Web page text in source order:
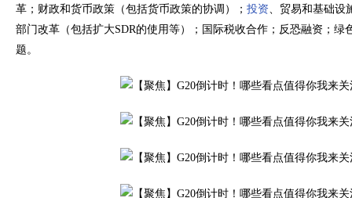
革；财政和货币政策（包括货币政策的协调）； 投资、贸易和基础设
部门改革（包括扩大SDR的使用等）；国际税收合作；反恐融资；绿
题。